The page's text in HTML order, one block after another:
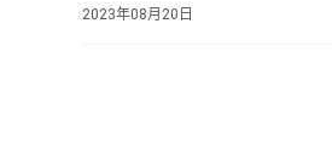
2023年08月20日